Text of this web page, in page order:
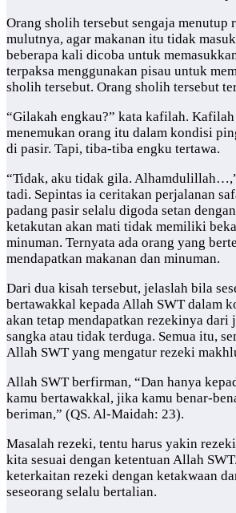
Orang sholih tersebut sengaja menutup
mulutnya, agar makanan itu tidak
beberapa kali dicoba untuk
terpaksa menggunakan pisau untuk
sholih tersebut. Orang sholih tersebut
“Gilakah engkau?” kata kafilah.
menemukan orang itu dalam kondisi
di pasir. Tapi, tiba-tiba engku tertawa.
“Tidak, aku tidak gila.
tadi. Sepintas ia ceritakan perjalanan
padang pasir selalu digoda setan
ketakutan akan mati tidak memiliki
minuman. Ternyata ada orang yang
mendapatkan makanan dan minuman.
Dari dua kisah tersebut, jelaslah bila
bertawakkal kepada Allah SWT dalam
akan tetap mendapatkan rezekinya dari
sangka atau tidak terduga. Semua itu,
Allah SWT yang mengatur rezeki
Allah SWT berfirman, “Dan hanya
kamu bertawakkal, jika kamu benar-
beriman,” (QS. Al-Maidah: 23).
Masalah rezeki, tentu harus yakin
kita sesuai dengan ketentuan Allah
keterkaitan rezeki dengan ketakwaan
seseorang selalu bertalian.